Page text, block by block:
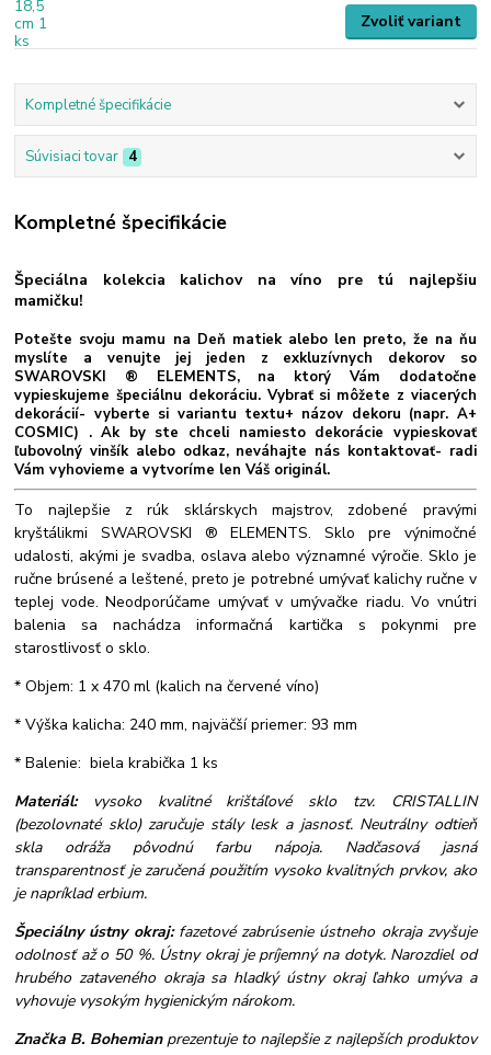
Zvoliť variant
Kompletné špecifikácie
Súvisiaci tovar 4
Kompletné špecifikácie
Špeciálna kolekcia kalichov na víno pre tú najlepšiu
mamičku!
Potešte svoju mamu na Deň matiek alebo len preto, že na ňu
myslíte a venujte jej jeden z exkluzívnych dekorov so
SWAROVSKI ® ELEMENTS, na ktorý Vám dodatočne
vypieskujeme špeciálnu dekoráciu. Vybrať si môžete z viacerých
dekorácií- vyberte si variantu textu+ názov dekoru (napr. A+
COSMIC) . Ak by ste chceli namiesto dekorácie vypieskovať
ľubovolný vinšík alebo odkaz, neváhajte nás kontaktovať- radi
Vám vyhovieme a vytvoríme len Váš originál.
To najlepšie z rúk sklárskych majstrov, zdobené pravými
kryštálikmi SWAROVSKI ® ELEMENTS. Sklo pre výnimočné
udalosti, akými je svadba, oslava alebo významné výročie. Sklo je
ručne brúsené a leštené, preto je potrebné umývať kalichy ručne v
teplej vode. Neodporúčame umývať v umývačke riadu. Vo vnútri
balenia sa nachádza informačná kartička s pokynmi pre
starostlivosť o sklo.
* Objem: 1 x 470 ml (kalich na červené víno)
* Výška kalicha: 240 mm, najväčší priemer: 93 mm
* Balenie: biela krabička 1 ks
Materiál:
vysoko kvalitné krištáľové sklo tzv. CRISTALLIN
(bezolovnaté sklo) zaručuje stály lesk a jasnosť. Neutrálny odtieň
skla odráža pôvodnú farbu nápoja. Nadčasová jasná
transparentnosť je zaručená použitím vysoko kvalitných prvkov, ako
je napríklad erbium.
Špeciálny ústny okraj: fazetové zabrúsenie ústneho okraja zvyšuje
odolnosť až o 50 %. Ústny okraj je príjemný na dotyk. Narozdiel od
hrubého zataveného okraja sa hladký ústny okraj ľahko umýva a
vyhovuje vysokým hygienickým nárokom.
Značka B. Bohemianprezentuje to najlepšie z najlepších produktov